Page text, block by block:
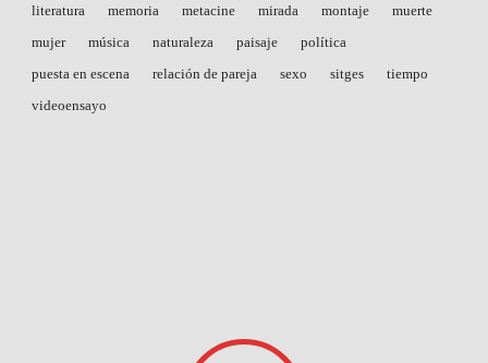
literatura
memoria metacine mirada montaje
muerte
mujer
música naturaleza paisaje
política
puesta en escena
relación de pareja sexo sitges
tiempo
videoensayo